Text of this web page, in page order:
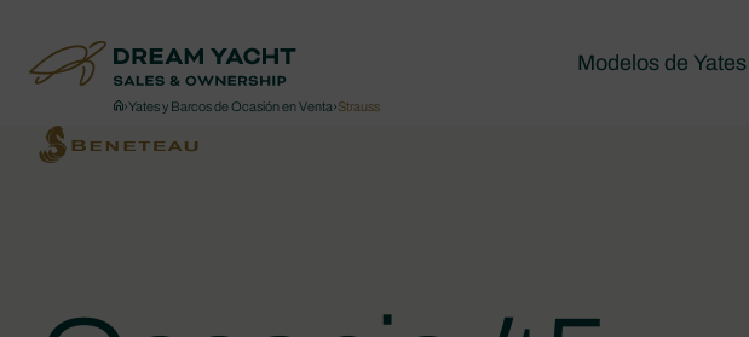
Modelos de Yates
›Yates y Barcos de Ocasión en Venta›Strauss